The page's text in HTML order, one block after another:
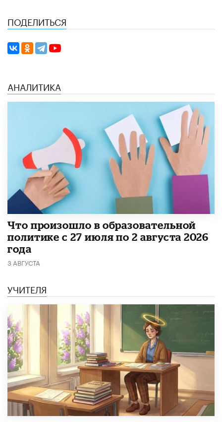
ПОДЕЛИТЬСЯ
АНАЛИТИКА
​Что произошло в образовательной
политике с 27 июля по 2 августа 2026
года
3 АВГУСТА
УЧИТЕЛЯ